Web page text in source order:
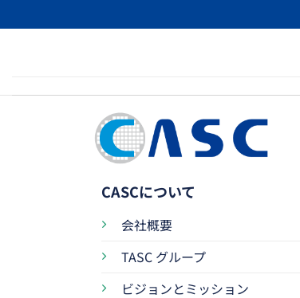
CASCについて
会社概要
TASC グループ
ビジョンとミッション